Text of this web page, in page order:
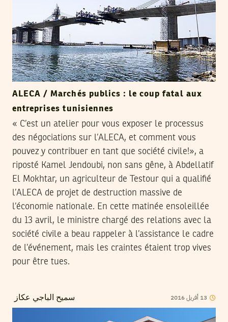
ALECA / Marchés publics : le coup fatal aux
entreprises tunisiennes
« C’est un atelier pour vous exposer le processus
des négociations sur l’ALECA, et comment vous
pouvez y contribuer en tant que société civile!», a
riposté Kamel Jendoubi, non sans gêne, à Abdellatif
El Mokhtar, un agriculteur de Testour qui a qualifié
l’ALECA de projet de destruction massive de
l’économie nationale. En cette matinée ensoleillée
du 13 avril, le ministre chargé des relations avec la
société civile a beau rappeler à l’assistance le cadre
de l’événement, mais les craintes étaient trop vives
pour être tues.
سميح الباجي عكاز 13 أفريل2016